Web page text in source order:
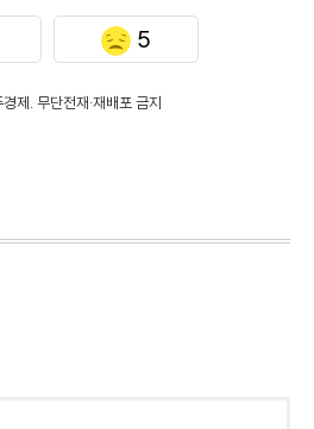
5
제. 무단전재·재배포 금지